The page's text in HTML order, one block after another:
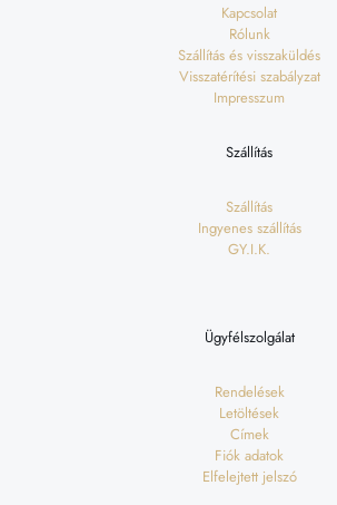
Kapcsolat
Rólunk
Szállítás és visszaküldés
Visszatérítési szabályzat
Impresszum
Szállítás
Szállítás
Ingyenes szállítás
GY.I.K.
Ügyfélszolgálat
Rendelések
Letöltések
Címek
Fiók adatok
Elfelejtett jelszó